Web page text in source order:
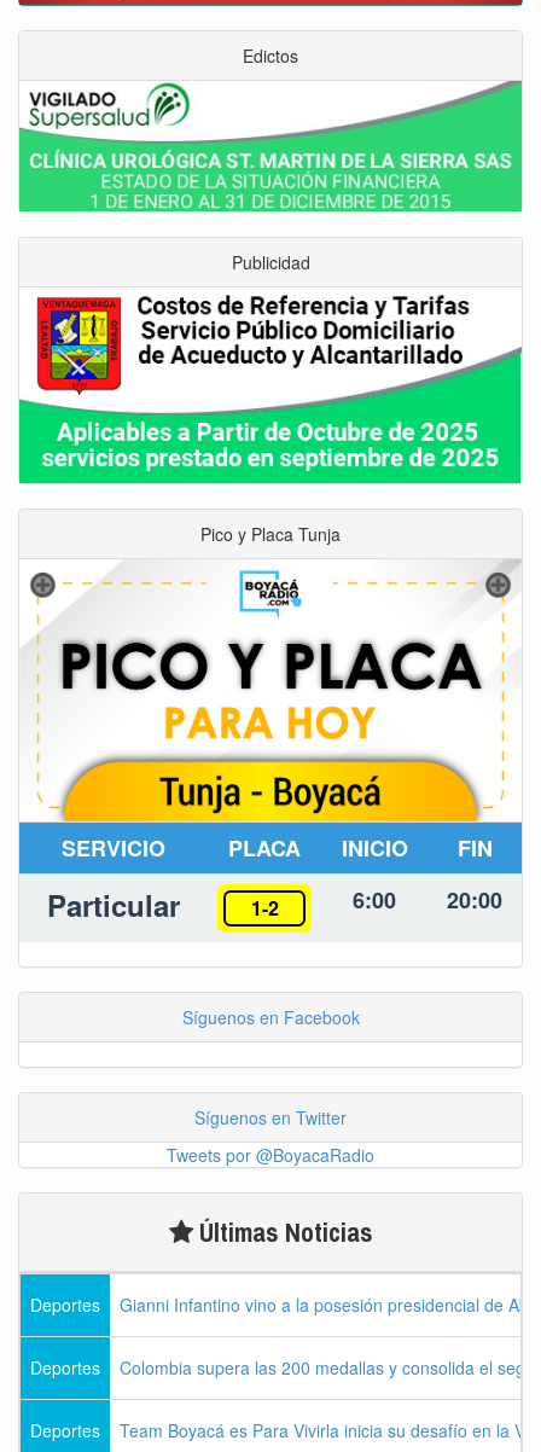
Edictos
Publicidad
Pico y Placa Tunja
SERVICIO PLACA INICIO FIN
Particular 1-2 6:00 20:00
Síguenos en Facebook
Síguenos en Twitter
Tweets por @BoyacaRadio
Últimas Noticias
Deportes Gianni Infantino vino a la posesión presidencial de
Deportes Colombia supera las 200 medallas y consolida el
Deportes Team Boyacá es Para Vivirla inicia su desafío en la